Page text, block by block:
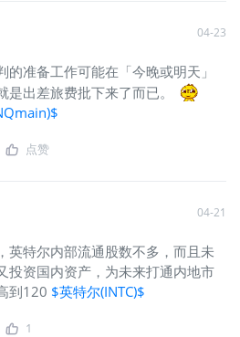
04-23
准备工作可能在「今晚或明天」
出差旅费批下来了而已。
点赞
04-21
英特尔内部流通股数不多，而且未
投资国内资产，为未来打通内地市
到120 $英特尔(INTC)$
1